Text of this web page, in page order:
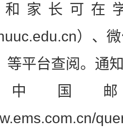
家长可在
）、
等平台查阅。通
国